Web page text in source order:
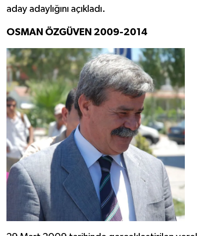
aday adaylığını açıkladı.
OSMAN ÖZGÜVEN 2009-2014